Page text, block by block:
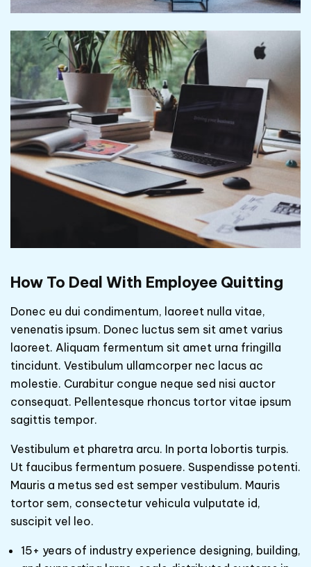
How To Deal With Employee Quitting
Donec eu dui condimentum, laoreet nulla vitae,
venenatis ipsum. Donec luctus sem sit amet varius
laoreet. Aliquam fermentum sit amet urna fringilla
tincidunt. Vestibulum ullamcorper nec lacus ac
molestie. Curabitur congue neque sed nisi auctor
consequat. Pellentesque rhoncus tortor vitae ipsum
sagittis tempor.
Vestibulum et pharetra arcu. In porta lobortis turpis.
Ut faucibus fermentum posuere. Suspendisse potenti.
Mauris a metus sed est semper vestibulum. Mauris
tortor sem, consectetur vehicula vulputate id,
suscipit vel leo.
15+ years of industry experience designing, building,